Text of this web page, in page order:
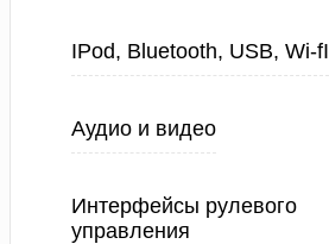
IPod, Bluetooth, USB, Wi-fI
Аудио и видео
Интерфейсы рулевого
управления